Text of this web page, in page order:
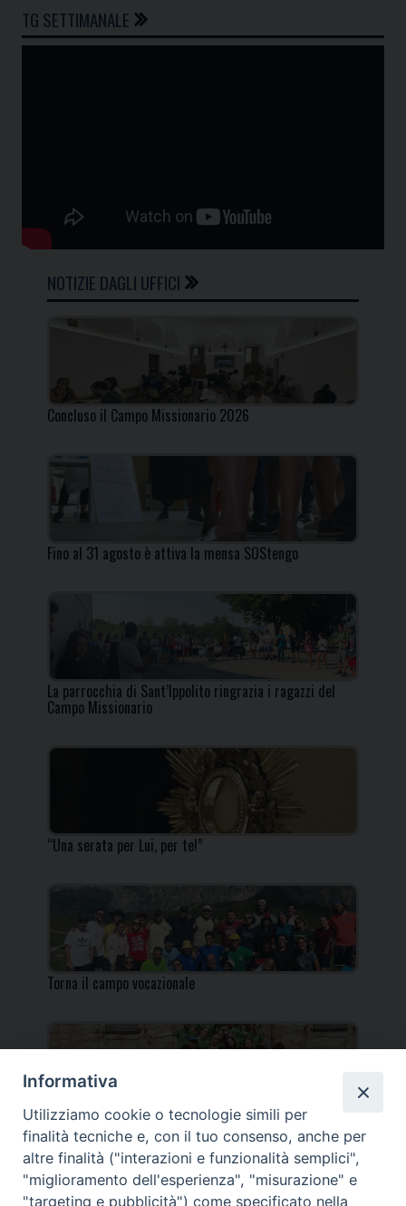
TG SETTIMANALE
NOTIZIE DAGLI UFFICI
Concluso il Campo Missionario 2026
Fino al 31 agosto è attiva la mensa SOStengo
La parrocchia di Sant’Ippolito ringrazia i ragazzi del
Campo Missionario
“Una serata per Lui, per te!”
Torna il campo vocazionale
Torna il Campo Missionario Diocesano
Informativa
Utilizziamo cookie o tecnologie simili per
finalità tecniche e, con il tuo consenso, anche per
altre finalità ("interazioni e funzionalità semplici",
"miglioramento dell'esperienza", "misurazione" e
"targeting e pubblicità") come specificato nella